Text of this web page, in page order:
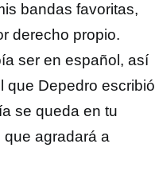
bandas favoritas,
derecho propio.
ser en español, así
que Depedro escribió
se queda en tu
agradará a